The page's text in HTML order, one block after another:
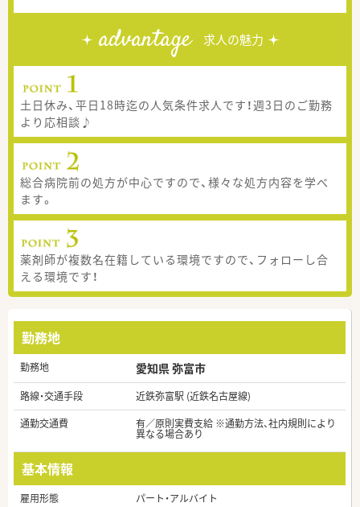
advantage 求人の魅力
土日休み、平日18時迄の人気条件求人です！週3日のご勤務
より応相談♪
総合病院前の処方が中心ですので、様々な処方内容を学べ
ます。
薬剤師が複数名在籍している環境ですので、フォローし合
える環境です！
勤務地
勤務地 愛知県 弥富市
路線・交通手段
近鉄弥富駅 (近鉄名古屋線)
通勤交通費
有／原則実費支給 ※通勤方法、社内規則により
異なる場合あり
基本情報
雇用形態
パート・アルバイト